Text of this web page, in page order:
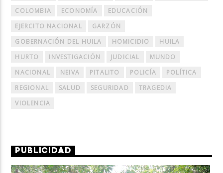
COLOMBIA
ECONOMÍA
EDUCACIÓN
EJERCITO NACIONAL
GARZÓN
GOBERNACIÓN DEL HUILA
HOMICIDIO
HUILA
HURTO
INVESTIGACIÓN JUDICIAL
MUNDO
NACIONAL
NEIVA PITALITO POLICÍA
POLÍTICA
REGIONAL
SALUD SEGURIDAD
TRAGEDIA
VIOLENCIA
PUBLICIDAD